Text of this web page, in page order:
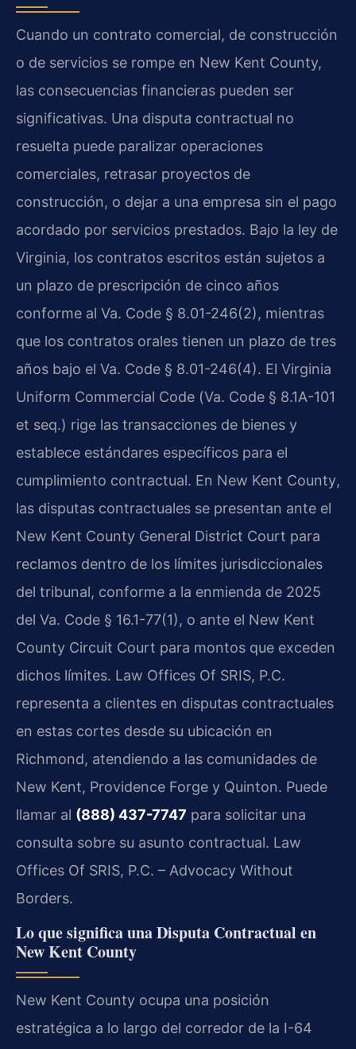
Cuando un contrato comercial, de construcción
o de servicios se rompe en New Kent County,
las consecuencias financieras pueden ser
significativas. Una disputa contractual no
resuelta puede paralizar operaciones
comerciales, retrasar proyectos de
construcción, o dejar a una empresa sin el pago
acordado por servicios prestados. Bajo la ley de
Virginia, los contratos escritos están sujetos a
un plazo de prescripción de cinco años
conforme al Va. Code § 8.01-246(2), mientras
que los contratos orales tienen un plazo de tres
años bajo el Va. Code § 8.01-246(4). El Virginia
Uniform Commercial Code (Va. Code § 8.1A-101
et seq.) rige las transacciones de bienes y
establece estándares específicos para el
cumplimiento contractual. En New Kent County,
las disputas contractuales se presentan ante el
New Kent County General District Court para
reclamos dentro de los límites jurisdiccionales
del tribunal, conforme a la enmienda de 2025
del Va. Code § 16.1-77(1), o ante el New Kent
County Circuit Court para montos que exceden
dichos límites. Law Offices Of SRIS, P.C.
representa a clientes en disputas contractuales
en estas cortes desde su ubicación en
Richmond, atendiendo a las comunidades de
New Kent, Providence Forge y Quinton. Puede
llamar al (888) 437-7747 para solicitar una
consulta sobre su asunto contractual. Law
Offices Of SRIS, P.C. – Advocacy Without
Borders.
Lo que significa una Disputa Contractual en
New Kent County
New Kent County ocupa una posición
estratégica a lo largo del corredor de la I-64